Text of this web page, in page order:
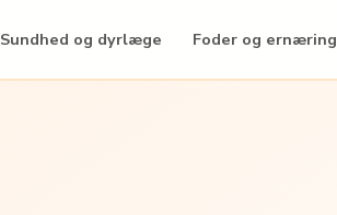
Sundhed og dyrlæge Foder og ernæring